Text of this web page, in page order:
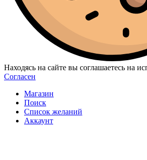
Находясь на сайте вы соглашаетесь на
Согласен
Магазин
Поиск
Список желаний
Аккаунт